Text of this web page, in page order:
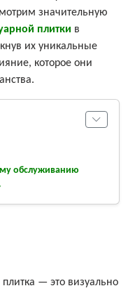
значительную
плитки в
их уникальные
которое они
обслуживанию
— это визуально